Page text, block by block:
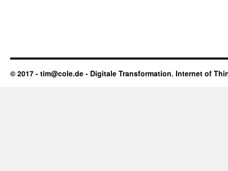
© 2017 - tim@cole.de - Digitale Transformation, Internet of